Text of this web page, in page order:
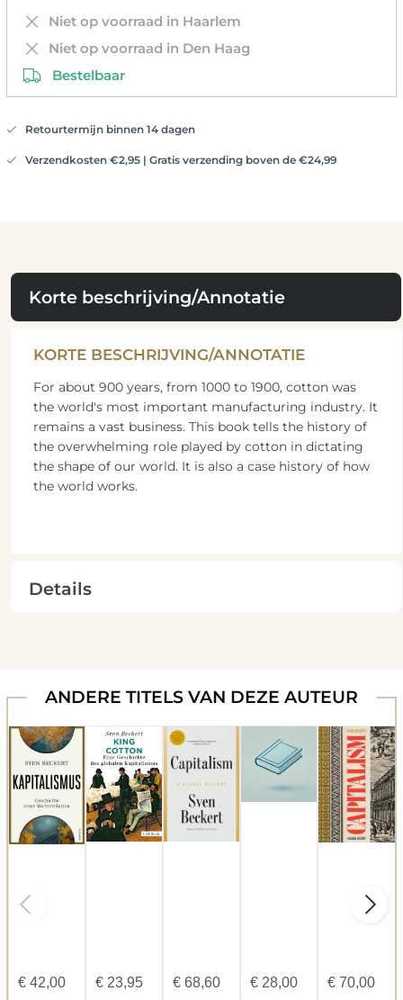
Niet op voorraad in Haarlem
Niet op voorraad in Den Haag
Bestelbaar
Retourtermijn binnen 14 dagen
Verzendkosten €2,95 | Gratis verzending boven de €24,99
Korte beschrijving/Annotatie
KORTE BESCHRIJVING/ANNOTATIE
For about 900 years, from 1000 to 1900, cotton was
the world's most important manufacturing industry. It
remains a vast business. This book tells the history of
the overwhelming role played by cotton in dictating
the shape of our world. It is also a case history of how
the world works.
Details
ANDERE TITELS VAN DEZE AUTEUR
€42,00 €23,95 € 68,60 € 28,00 € 70,00